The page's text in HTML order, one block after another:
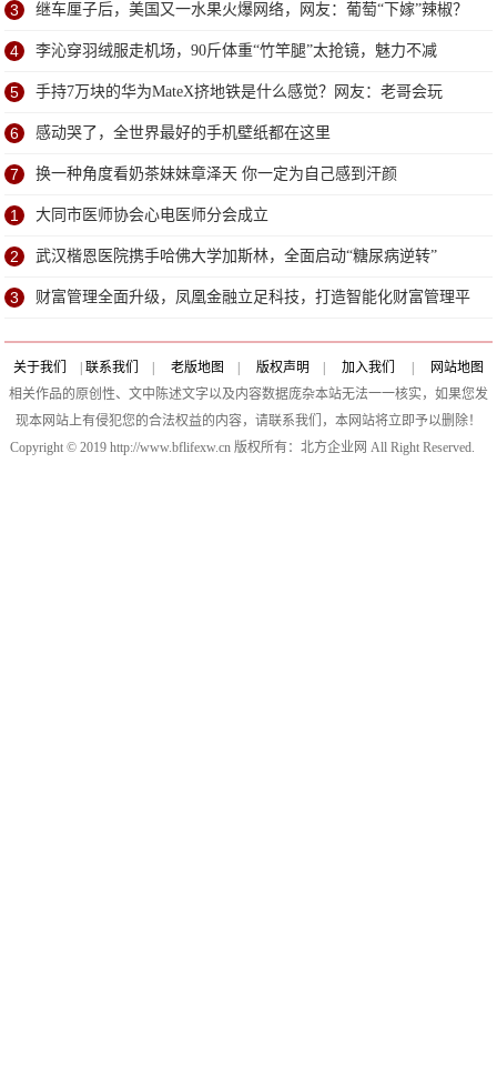
3 继车厘子后，美国又一水果火爆网络，网友：葡萄“下嫁”辣椒？
4 李沁穿羽绒服走机场，90斤体重“竹竿腿”太抢镜，魅力不减
5 手持7万块的华为MateX挤地铁是什么感觉？网友：老哥会玩
6 感动哭了，全世界最好的手机壁纸都在这里
7 换一种角度看奶茶妹妹章泽天 你一定为自己感到汗颜
1 大同市医师协会心电医师分会成立
2 武汉楷恩医院携手哈佛大学加斯林，全面启动“糖尿病逆转”
3 财富管理全面升级，凤凰金融立足科技，打造智能化财富管理平
台
关于我们 联系我们 老版地图 版权声明 加入我们
网站地图
相关作品的原创性、文中陈述文字以及内容数据庞杂本站无法一一核实，如果您发
现本网站上有侵犯您的合法权益的内容，请联系我们，本网站将立即予以删除！
Copyright © 2019 http://www.bflifexw.cn 版权所有：北方企业网 All Right Reserved.